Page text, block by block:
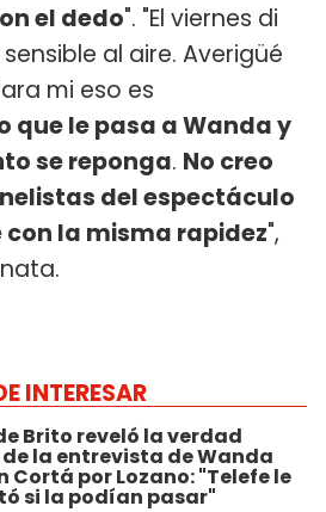
el dedo". "El viernes di
al aire. Averigüé
mi eso es
que le pasa a Wanda y
se reponga. No creo
del espectáculo
la misma rapidez",
INTERESAR
Brito reveló la verdad
la entrevista de Wanda
Cortá por Lozano: "Telefe le
si la podían pasar"